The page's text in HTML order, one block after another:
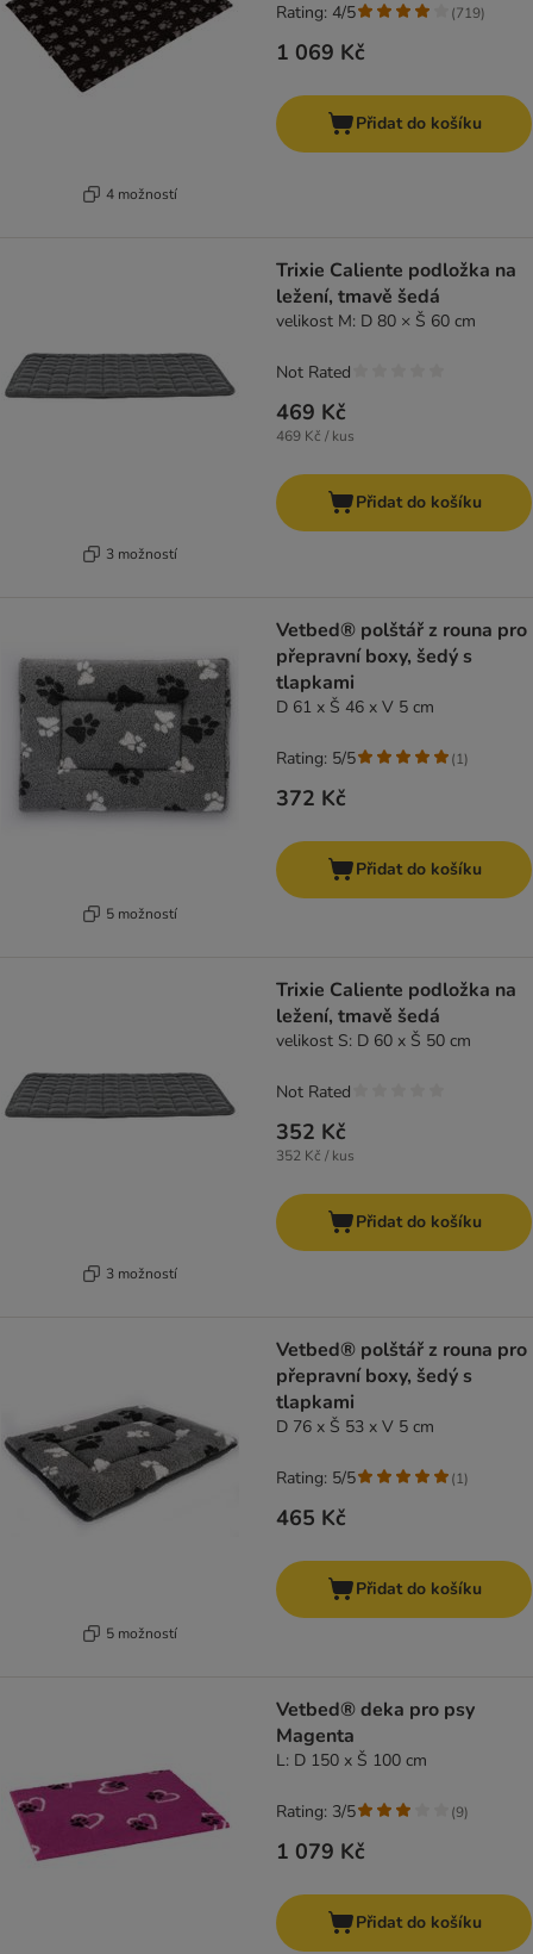
4 možností
1 069 Kč
Rating: 4/5 (719)
Přidat do košíku
3 možností
Trixie Caliente podložka na
ležení, tmavě šedá
velikost M: D 80 × Š 60 cm
469 Kč
469 Kč / kus
Not Rated
Přidat do košíku
5 možností
Vetbed® polštář z rouna pro
přepravní boxy, šedý s
tlapkami
D 61 x Š 46 x V 5 cm
372 Kč
Rating: 5/5 (1)
Přidat do košíku
3 možností
Trixie Caliente podložka na
ležení, tmavě šedá
velikost S: D 60 x Š 50 cm
352 Kč
352 Kč / kus
Not Rated
Přidat do košíku
5 možností
Vetbed® polštář z rouna pro
přepravní boxy, šedý s
tlapkami
D 76 x Š 53 x V 5 cm
465 Kč
Rating: 5/5 (1)
Přidat do košíku
Vetbed® deka pro psy
Magenta
L: D 150 x Š 100 cm
1 079 Kč
Rating: 3/5 (9)
Přidat do košíku